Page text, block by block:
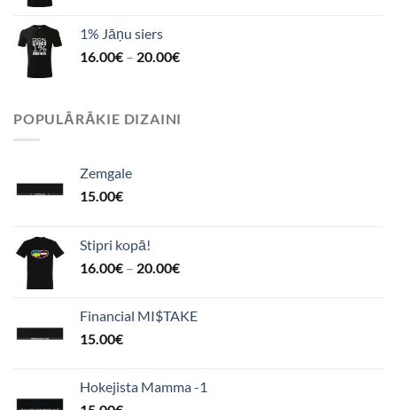
1% Jāņu siers
16.00€ – 20.00€
POPULĀRĀKIE DIZAINI
Zemgale
15.00€
Stipri kopā!
16.00€ – 20.00€
Financial MI$TAKE
15.00€
Hokejista Mamma -1